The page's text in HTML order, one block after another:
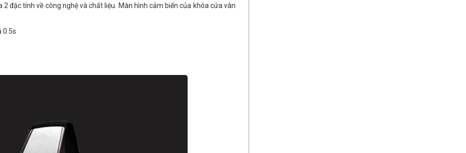
2 đặc tính về công nghệ và chất liệu. Màn hình cảm biến của khóa cửa vân
0.5s